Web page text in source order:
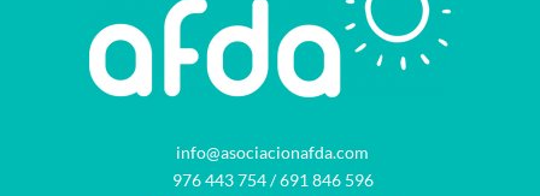
info@asociacionafda.com
976 443 754/691 846 596